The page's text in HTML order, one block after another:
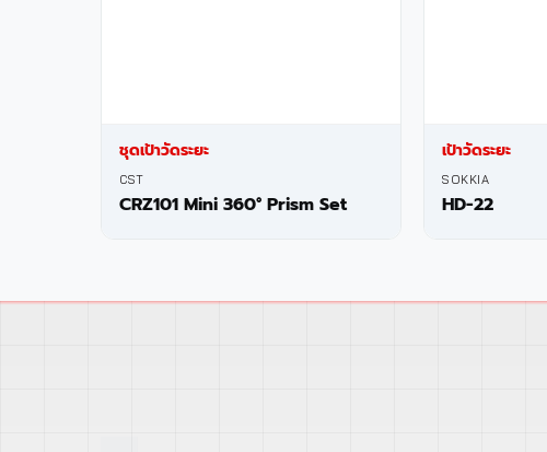
ชุดเป้าวัดระยะ
CST
CRZ101 Mini 360° Prism Set
เป้าวัดระยะ
SOKKIA
HD-22